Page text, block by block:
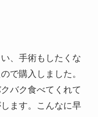
、手術もしたくな
で購入しました。
バク食べてくれて
ます。こんなに早